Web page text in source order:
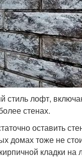
стиль лофт,
стенах.
оставить
домах тоже не
кладки на